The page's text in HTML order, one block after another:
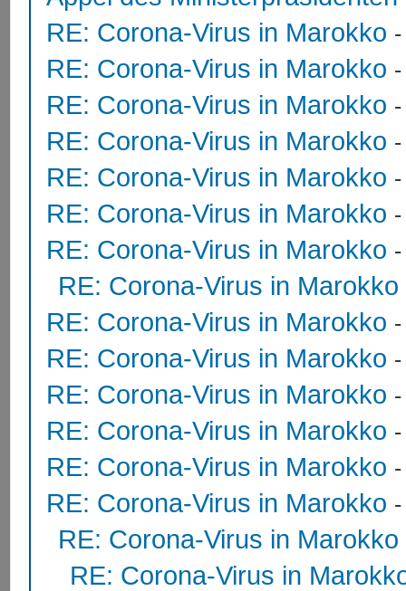
RE: Corona-Virus in Marokko
RE: Corona-Virus in Marokko
RE: Corona-Virus in Marokko
RE: Corona-Virus in Marokko
RE: Corona-Virus in Marokko
RE: Corona-Virus in Marokko
RE: Corona-Virus in Marokko
RE: Corona-Virus in Marokko
RE: Corona-Virus in Marokko
RE: Corona-Virus in Marokko
RE: Corona-Virus in Marokko
RE: Corona-Virus in Marokko
RE: Corona-Virus in Marokko
RE: Corona-Virus in Marokko
RE: Corona-Virus in Marokko
RE: Corona-Virus in